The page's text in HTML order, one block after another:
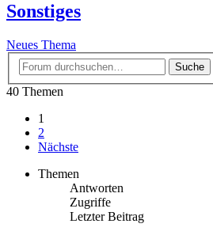
Sonstiges
Neues Thema
Suche
40 Themen
1
2
Nächste
Themen
Antworten
Zugriffe
Letzter Beitrag